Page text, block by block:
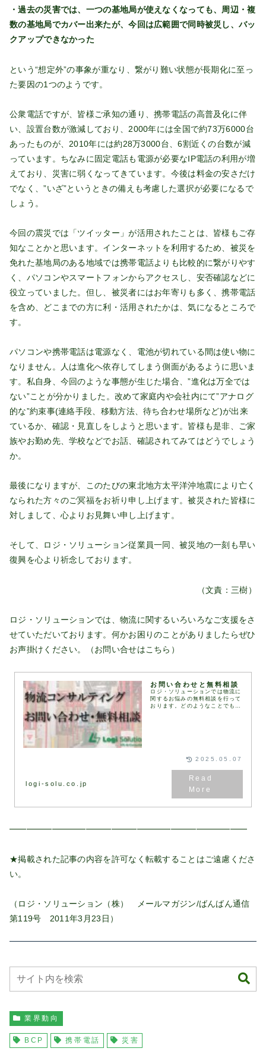
・過去の災害では、一つの基地局が使えなくなっても、周辺・複
数の基地局でカバー出来たが、今回は広範囲で同時被災し、バッ
クアップできなかった
という“想定外”の事象が重なり、繋がり難い状態が長期化に至っ
た要因の1つのようです。
公衆電話ですが、皆様ご承知の通り、携帯電話の高普及化に伴
い、設置台数が激減しており、2000年には全国で約73万6000台
あったものが、2010年には約28万3000台、6割近くの台数が減
っています。ちなみに固定電話も電源が必要なIP電話の利用が増
えており、災害に弱くなってきています。今後は料金の安さだけ
でなく、”いざ”というときの備えも考慮した選択が必要になるで
しょう。
今回の震災では「ツイッター」が活用されたことは、皆様もご存
知なことかと思います。インターネットを利用するため、被災を
免れた基地局のある地域では携帯電話よりも比較的に繋がりやす
く、パソコンやスマートフォンからアクセスし、安否確認などに
役立っていました。但し、被災者にはお年寄りも多く、携帯電話
を含め、どこまでの方に利・活用されたかは、気になるところで
す。
パソコンや携帯電話は電源なく、電池が切れている間は使い物に
なりません。人は進化へ依存してしまう側面があるように思いま
す。私自身、今回のような事態が生じた場合、”進化は万全では
ない”ことが分かりました。改めて家庭内や会社内にて”アナログ
的な”約束事(連絡手段、移動方法、待ち合わせ場所など)が出来
ているか、確認・見直しをしようと思います。皆様も是非、ご家
族やお勤め先、学校などでお話、確認されてみてはどうでしょう
か。
最後になりますが、このたびの東北地方太平洋沖地震により亡く
なられた方々のご冥福をお祈り申し上げます。被災された皆様に
対しまして、心よりお見舞い申し上げます。
そして、ロジ・ソリューション従業員一同、被災地の一刻も早い
復興を心より祈念しております。
（文責：三樹）
ロジ・ソリューションでは、物流に関するいろいろなご支援をさ
せていただいております。何かお困りのことがありましたらぜひ
お声掛けください。（お問い合せはこちら ）
お問い合わせと無料相談
ロジ・ソリューションでは物流に
関するお悩みの無料相談を行って
おります。どのようなことでもお
logi-solu.co.jp
2025.05.07
━━━━━━━━━━━━━━━━━━━━━━━━━━━━
★掲載された記事の内容を許可なく転載することはご遠慮くださ
い。
（ロジ・ソリューション（株） メールマガジン/ばんばん通信
第119号 2011年3月23日）
業界動向
BCP 携帯電話 災害